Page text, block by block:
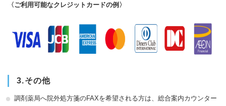
〈ご利用可能なクレジットカードの例〉
3.その他
調剤薬局へ院外処方箋のFAXを希望される方は、総合案内カウンター